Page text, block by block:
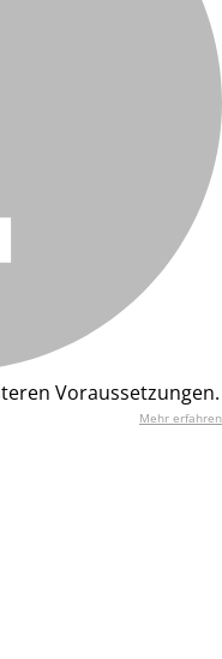
Voraussetzungen.
Mehr erfahren